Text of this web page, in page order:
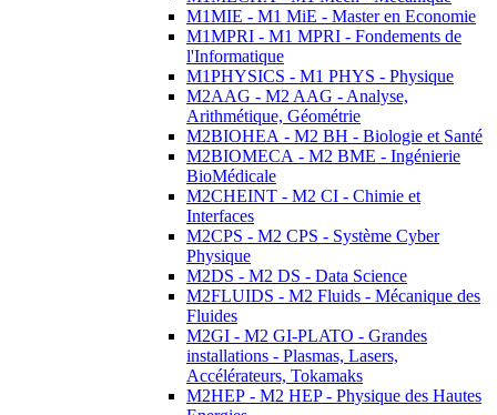
M1MIE - M1 MiE - Master en Economie
M1MPRI - M1 MPRI - Fondements de
l'Informatique
M1PHYSICS - M1 PHYS - Physique
M2AAG - M2 AAG - Analyse,
Arithmétique, Géométrie
M2BIOHEA - M2 BH - Biologie et Santé
M2BIOMECA - M2 BME - Ingénierie
BioMédicale
M2CHEINT - M2 CI - Chimie et
Interfaces
M2CPS - M2 CPS - Système Cyber
Physique
M2DS - M2 DS - Data Science
M2FLUIDS - M2 Fluids - Mécanique des
Fluides
M2GI - M2 GI-PLATO - Grandes
installations - Plasmas, Lasers,
Accélérateurs, Tokamaks
M2HEP - M2 HEP - Physique des Hautes